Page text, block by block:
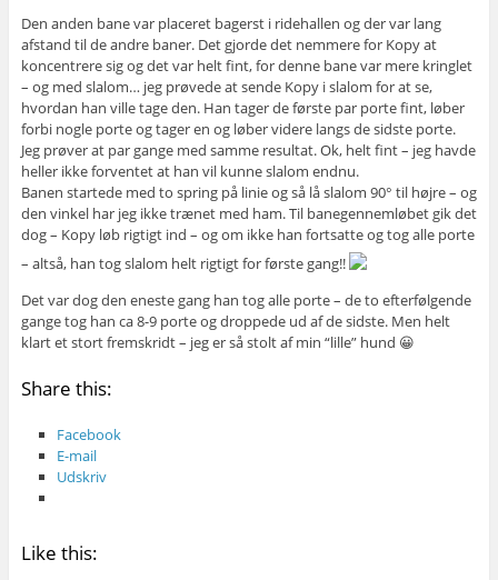
Den anden bane var placeret bagerst i ridehallen og der var lang
afstand til de andre baner. Det gjorde det nemmere for Kopy at
koncentrere sig og det var helt fint, for denne bane var mere kringlet
– og med slalom… jeg prøvede at sende Kopy i slalom for at se,
hvordan han ville tage den. Han tager de første par porte fint, løber
forbi nogle porte og tager en og løber videre langs de sidste porte.
Jeg prøver at par gange med samme resultat. Ok, helt fint – jeg havde
heller ikke forventet at han vil kunne slalom endnu.
Banen startede med to spring på linie og så lå slalom 90° til højre – og
den vinkel har jeg ikke trænet med ham. Til banegennemløbet gik det
dog – Kopy løb rigtigt ind – og om ikke han fortsatte og tog alle porte
– altså, han tog slalom helt rigtigt for første gang!!
Det var dog den eneste gang han tog alle porte – de to efterfølgende
gange tog han ca 8-9 porte og droppede ud af de sidste. Men helt
klart et stort fremskridt – jeg er så stolt af min “lille” hund 😀
Share this:
Facebook
E-mail
Udskriv
Like this: